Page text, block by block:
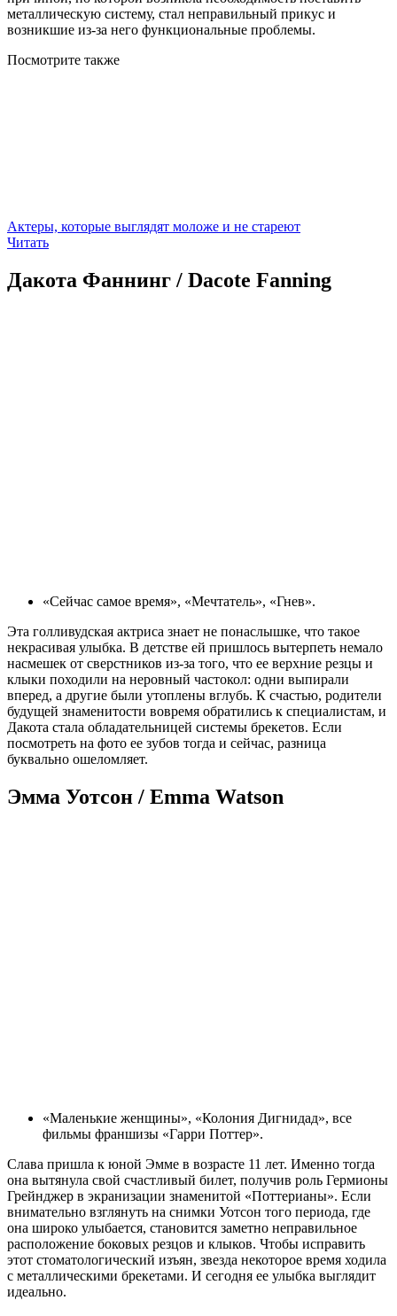
металлическую систему, стал неправильный прикус и
возникшие из-за него функциональные проблемы.
Посмотрите также
Актеры, которые выглядят моложе и не стареют
Читать
Дакота Фаннинг / Dacote Fanning
«Сейчас самое время», «Мечтатель», «Гнев».
Эта голливудская актриса знает не понаслышке, что такое
некрасивая улыбка. В детстве ей пришлось вытерпеть немало
насмешек от сверстников из-за того, что ее верхние резцы и
клыки походили на неровный частокол: одни выпирали
вперед, а другие были утоплены вглубь. К счастью, родители
будущей знаменитости вовремя обратились к специалистам, и
Дакота стала обладательницей системы брекетов. Если
посмотреть на фото ее зубов тогда и сейчас, разница
буквально ошеломляет.
Эмма Уотсон / Emma Watson
«Маленькие женщины», «Колония Дигнидад», все
фильмы франшизы «Гарри Поттер».
Слава пришла к юной Эмме в возрасте 11 лет. Именно тогда
она вытянула свой счастливый билет, получив роль Гермионы
Грейнджер в экранизации знаменитой «Поттерианы». Если
внимательно взглянуть на снимки Уотсон того периода, где
она широко улыбается, становится заметно неправильное
расположение боковых резцов и клыков. Чтобы исправить
этот стоматологический изъян, звезда некоторое время ходила
с металлическими брекетами. И сегодня ее улыбка выглядит
идеально.